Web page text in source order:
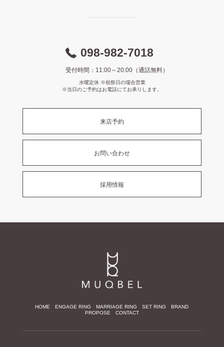
098-982-7018
受付時間：11:00～20:00（通話無料）
水曜定休 ※祝祭日の場合営業
※当日のご予約はお電話にてお承りします。
来店予約
お問い合わせ
採用情報
HOME ENGAGE RING MARRIAGE RING SET RING
BRAND
PROPOSE
CONTACT